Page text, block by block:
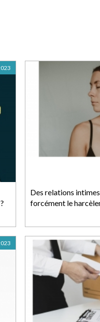
Des relations
forcément le